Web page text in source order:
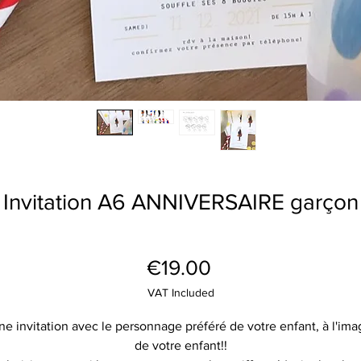
Invitation A6 ANNIVERSAIRE garçon
€19.00Price
VAT Included
invitation avec le personnage préféré de votre enfant, à
de votre enfant!!